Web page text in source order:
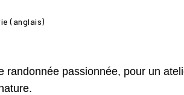
(anglais)
randonnée passionnée, pour un